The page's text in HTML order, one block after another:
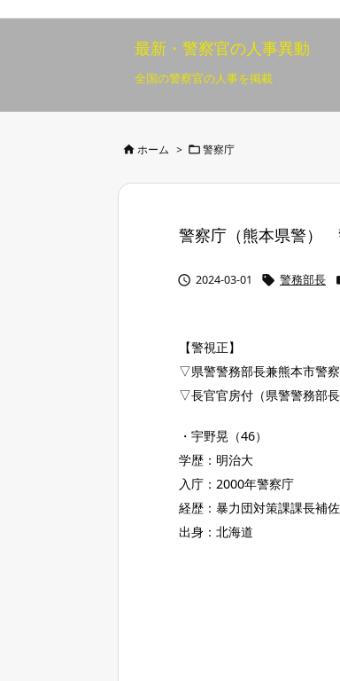
最新・警察官の人事異動
全国の警察官の人事を掲載
 ホーム >  警察庁
警察庁（熊本県警
 2024-03-01  警務部長
【警視正】
▽県警警務部長兼熊本市警
▽長官官房付（県警警務部
・宇野晃（46）
学歴：明治大
入庁：2000年警察庁
経歴：暴力団対策課課長補
出身：北海道